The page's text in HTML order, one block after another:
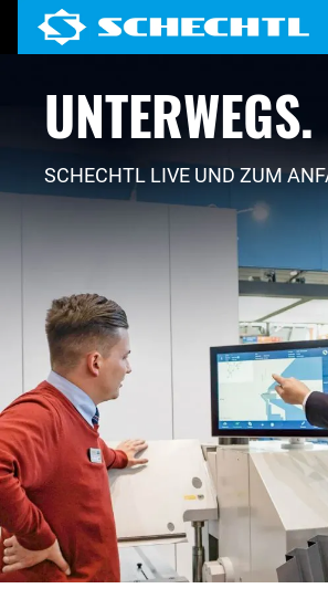
UNTERWEGS.
SCHECHTL LIVE UND ZUM